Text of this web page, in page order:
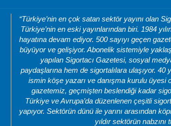
“Türkiye’nin en çok satan sektör yayını olan
Türkiye’nin en eski yayınlarından biri. 1984
hayatına devam ediyor. 500 sayıyı geçen
büyüyor ve gelişiyor. Abonelik sistemiyle
yapılan Sigortacı Gazetesi, sosyal
paydaşlarına hem de sigortalılara ulaşıyor.
ismin köşe yazarı ve danışma kurulu üyesi
gazetemiz, geçmişten beslendiği kadar
Türkiye ve Avrupa’da düzenlenen çeşitli
yapıyor. Sektörün dünü ile yarını arasından
yıldır sektörün nabzını